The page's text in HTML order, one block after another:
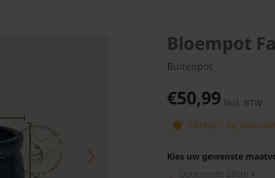
Bloempot
Buitenpot
€50,99 Incl. BTW
Slechts 1 op voorraad
Kies uw gewenste
Doorsnede 28cm x